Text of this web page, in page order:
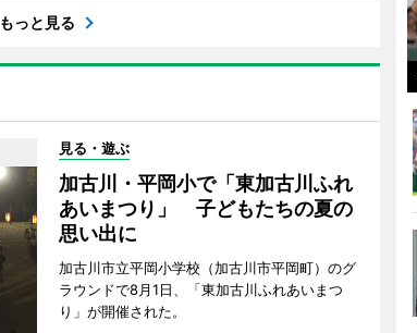
もっと見る
見る・遊ぶ
加古川・平岡小で「東加古川ふれ
あいまつり」 子どもたちの夏の
思い出に
加古川市立平岡小学校（加古川市平岡町）のグ
ラウンドで8月1日、「東加古川ふれあいまつ
り」が開催された。